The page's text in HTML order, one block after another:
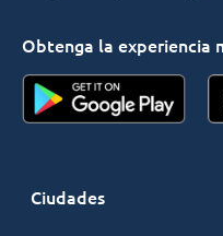
Obtenga la experiencia
Ciudades